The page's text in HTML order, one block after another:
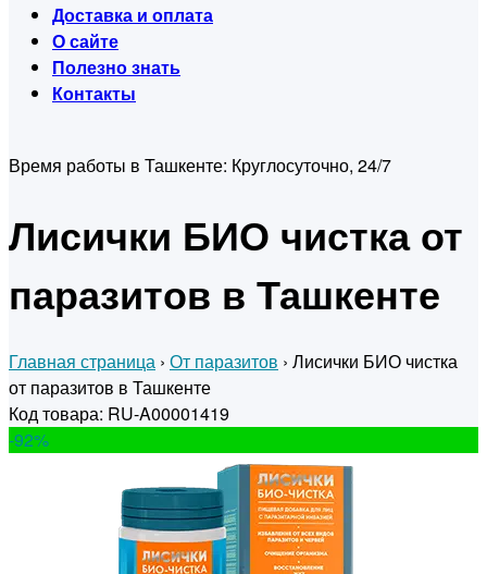
Доставка и оплата
О сайте
Полезно знать
Контакты
Время работы в Ташкенте: Круглосуточно, 24/7
Лисички БИО чистка от
паразитов в Ташкенте
Главная страница › От паразитов › Лисички БИО чистка
от паразитов в Ташкенте
Код товара: RU-A00001419
-92%